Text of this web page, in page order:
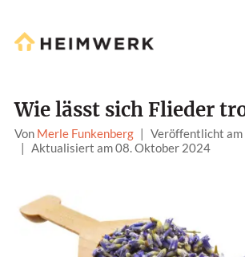
Wie lässt sich Flieder
Von Merle Funkenberg | Veröffentlicht am
| Aktualisiert am 08. Oktober 2024